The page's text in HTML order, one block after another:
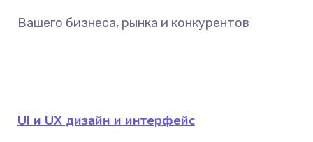
Вашего бизнеса, рынка и конкурентов
UI и UX дизайн и интерфейс